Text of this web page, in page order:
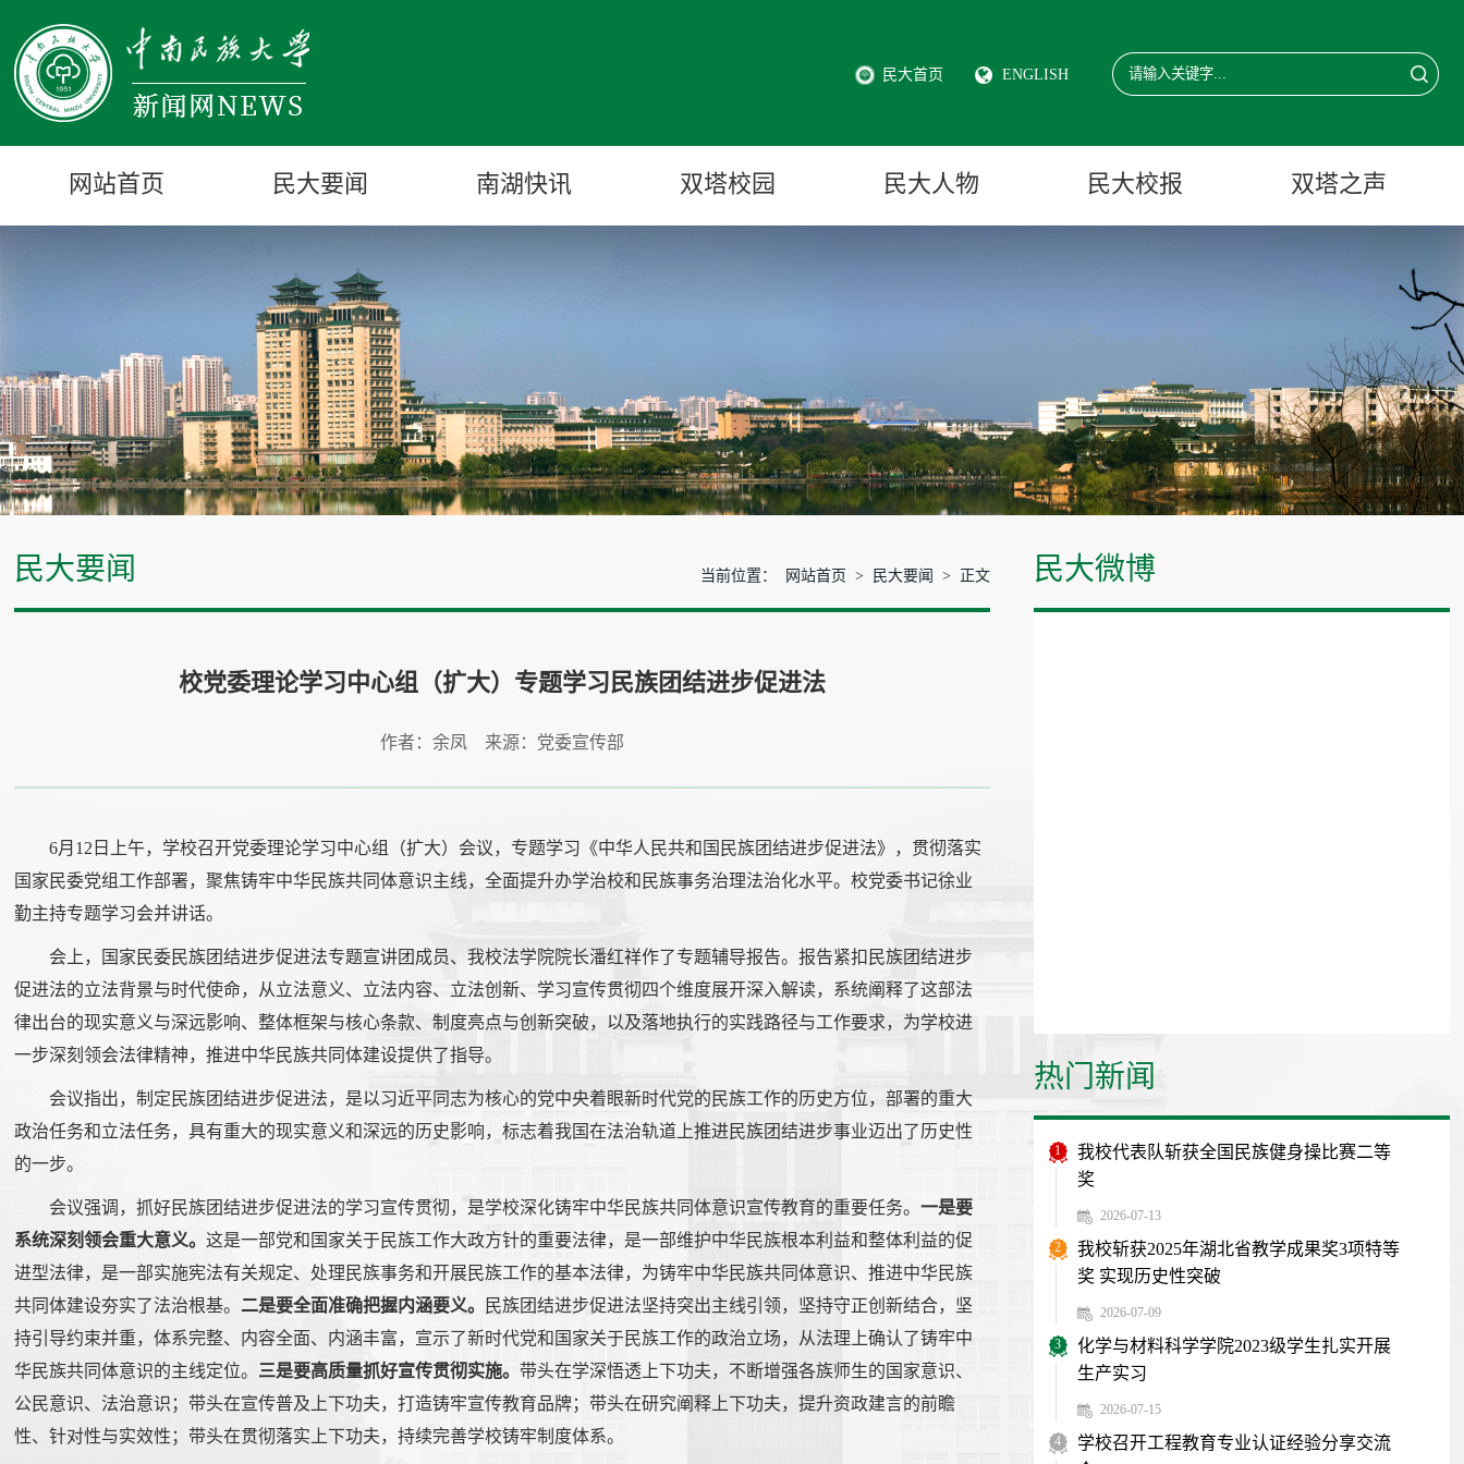
民大首页 ENGLISH
网站首页 民大要闻 南湖快讯 双塔校园 民大人物 民大校报 双塔之声
民大要闻 当前位置： 网站首页 > 民大要闻 > 正文
校党委理论学习中心组（扩大）专题学习民族团结进步促进法
作者：余凤 来源：党委宣传部
6月12日上午，学校召开党委理论学习中心组（扩大）会议，专题学习《中华人民共和国民族团结进步促进法》，贯彻落实
国家民委党组工作部署，聚焦铸牢中华民族共同体意识主线，全面提升办学治校和民族事务治理法治化水平。校党委书记徐业
勤主持专题学习会并讲话。
会上，国家民委民族团结进步促进法专题宣讲团成员、我校法学院院长潘红祥作了专题辅导报告。报告紧扣民族团结进步
促进法的立法背景与时代使命，从立法意义、立法内容、立法创新、学习宣传贯彻四个维度展开深入解读，系统阐释了这部法
律出台的现实意义与深远影响、整体框架与核心条款、制度亮点与创新突破， 以及落地执行的实践路径与工作要求，为学校进
一步深刻领会法律精神，推进中华民族共同体建设提供了指导。
会议指出，制定民族团结进步促进法，是以习近平同志为核心的党中央着眼新时代党的民族工作的历史方位，部署的重大
政治任务和立法任务，具有重大的现实意义和深远的历史影响，标志着我国在法治轨道上推进民族团结进步事业迈出了历史性
的一步。
会议强调，抓好民族团结进步促进法的学习宣传贯彻，是学校深化铸牢中华民族共同体意识宣传教育的重要任务。一是要
系统深刻领会重大意义。这是一部党和国家关于民族工作大政方针的重要法律，是一部维护中华民族根本利益和整体利益的促
进型法律，是一部实施宪法有关规定、处理民族事务和开展民族工作的基本法律，为铸牢中华民族共同体意识、推进中华民族
共同体建设夯实了法治根基。 二是要全面准确把握内涵要义。
民族团结进步促进法坚持突出主线引领，坚持守正创新结合，坚
持引导约束并重，体系完整、内容全面、内涵丰富，宣示了新时代党和国家关于民族工作的政治立场，从法理上确认了铸牢中
华民族共同体意识的主线定位。 三是要高质量抓好宣传贯彻实施。带头在学深悟透上下功夫，不断增强各族师生的国家意识、
公民意识、法治意识；带头在宣传普及上下功夫，打造铸牢宣传教育品牌；带头在研究阐释上下功夫，提升资政建言的前瞻
性、针对性与实效性；带头在贯彻落实上下功夫，持续完善学校铸牢制度体系。
民大微博
热门新闻
1
我校代表队斩获全国民族健身操比赛二等
奖
2026-07-13
2
我校斩获2025年湖北省教学成果奖3项特等
奖 实现历史性突破
2026-07-09
3
化学与材料科学学院2023级学生扎实开展
生产实习
2026-07-15
4
学校召开工程教育专业认证经验分享交流